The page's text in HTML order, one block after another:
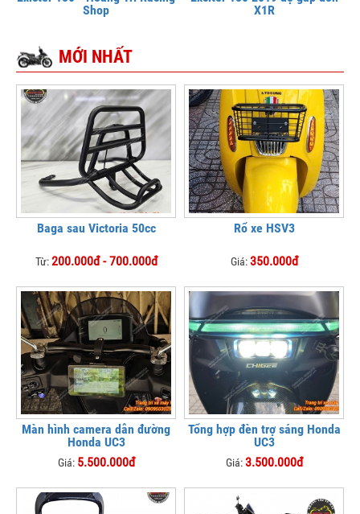
Shop
X1R
MỚI NHẤT
Baga sau Victoria 50cc
Từ:200.000đ - 700.000đ
Rổ xe HSV3
Giá:350.000đ
Màn hình camera dẫn đường
Honda UC3
Giá: 5.500.000đ
Tổng hợp đèn trợ sáng Honda
UC3
Giá:3.500.000đ